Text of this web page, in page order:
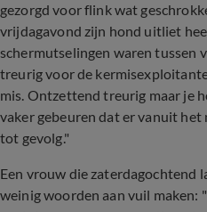
gezorgd voor flink wat
vrijdagavond zijn hond uitliet
schermutselingen waren tussen
treurig voor de
mis. Ontzettend treurig maar je
vaker gebeuren dat er vanuit het
tot gevolg."
Een vrouw die zaterdagochtend
weinig woorden aan vuil maken: